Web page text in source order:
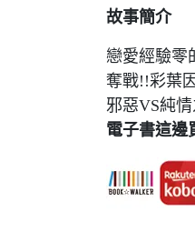
故事簡介
戀愛經驗零
奪戰!!彩葉
邪惡VS純
電子書這邊